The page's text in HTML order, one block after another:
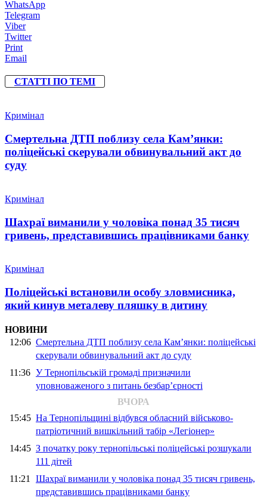
WhatsApp
Telegram
Viber
Twitter
Print
Email
СТАТТІ ПО ТЕМІ
Кримінал
Смертельна ДТП поблизу села Кам’янки:
поліцейські скерували обвинувальний акт до
суду
Кримінал
Шахраї виманили у чоловіка понад 35 тисяч
гривень, представившись працівниками банку
Кримінал
Поліцейські встановили особу зловмисника,
який кинув металеву пляшку в дитину
НОВИНИ
12:06 Смертельна ДТП поблизу села Кам’янки: поліцейські
скерували обвинувальний акт до суду
11:36 У Тернопільській громаді призначили
уповноваженого з питань безбар’єрності
ВЧОРА
15:45 На Тернопільщині відбувся обласний військово-
патріотичний вишкільний табір «Легіонер»
14:45 З початку року тернопільські поліцейські розшукали
111 дітей
11:21 Шахраї виманили у чоловіка понад 35 тисяч гривень,
представившись працівниками банку